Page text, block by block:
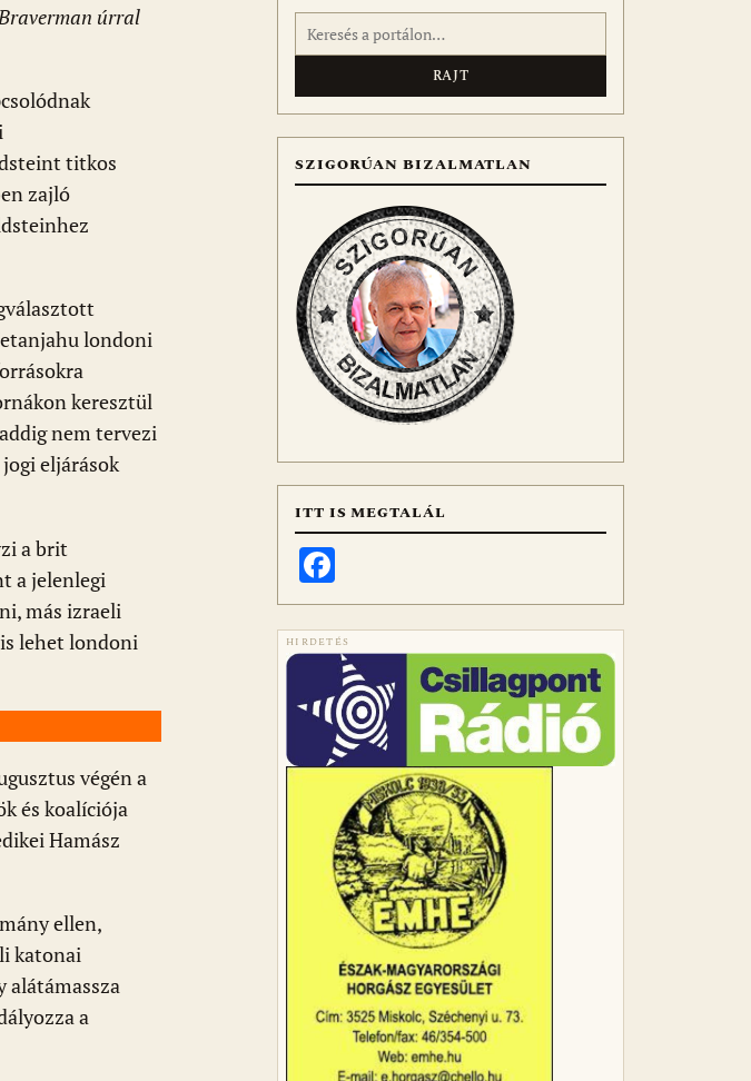
úrral
titkos
zajló
londoni
keresztül
nem tervezi
eljárások
a brit
a jelenlegi
más izraeli
lehet londoni
végén a
és koalíciója
Hamász
ellen,
katonai
alátámassza
a
Keresés:
SZIGORÚAN BIZALMATLAN
ITT IS MEGTALÁL
HIRDETÉS